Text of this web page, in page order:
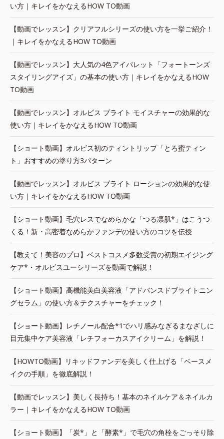
い方｜キレイをかなえるHOW TO動画
【動画でレッスン】クリアフルシリーズの使い方を一挙ご紹介！
｜キレイをかなえるHOW TO動画
【動画でレッスン】大人気の4色アイパレット「フォートーンズ
スタイリングアイズ」の基本の使い方｜キレイをかなえるHOW
TO動画
【動画でレッスン】オルビス ブライト モイスチャーの効果的な
使い方｜キレイをかなえるHOW TO動画
【ショート動画】オルビス初のティントリップ「とろ蜜ティン
ト」おすすめの塗り方3パターン
【動画でレッスン】オルビス ブライト ローションの効果的な使
い方｜キレイをかなえるHOW TO動画
【ショート動画】毛穴レスでなめらかな「つる凛肌*」はこうつ
くる！新・高密着なめらかファンデの使い方のコツを伝授
【教えて！美容のプロ】ベストコスメ多数受賞の初期エイジング
ケア*・オルビスユーシリーズを動画で解説！
【ショート動画】高機能美白美容液「アドバンスドブライトニン
グセラム」の使い方＆テクスチャーをチェック！
【ショート動画】レチノール配合*1でハリ感みなぎるまなざしに
目元集中ケア美容液「レチフォーカスアイクリーム」を解説！
【HOWTO動画】リキッドファンデを美しく仕上げる「ベースメ
イクの手順」を徹底解説！
【動画でレッスン】美しく長持ち！基本のネイルケア＆ネイルカ
ラー｜キレイをかなえるHOW TO動画
【ショート動画】「炭*」と「酵素*」で毛穴の角栓をごっそり除